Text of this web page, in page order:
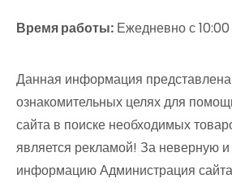
Время работы: Ежедневно с
Данная информация представлена
ознакомительных целях для
сайта в поиске необходимых
является рекламой! За неверную
информацию Администрация сайта